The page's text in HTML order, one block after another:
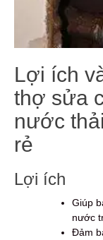
Lợi ích
thợ sửa
nước
rẻ
Lợi ích
Giúp
nước
Đảm